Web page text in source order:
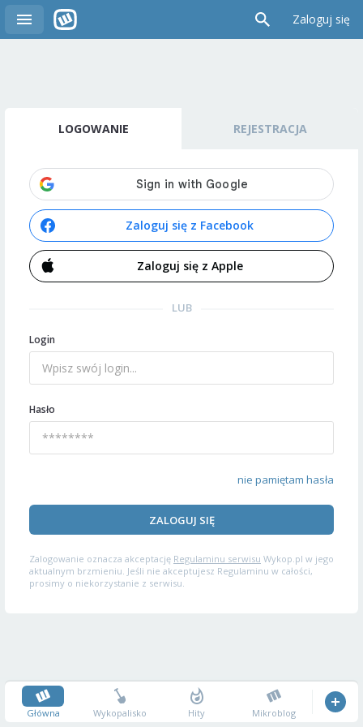
Zaloguj się
LOGOWANIE REJESTRACJA
Zaloguj się z Facebook
Zaloguj się z Apple
LUB
Login
Hasło
nie pamiętam hasła
ZALOGUJ SIĘ
Zalogowanie oznacza akceptację Regulaminu serwisu Wykop.pl w jego
aktualnym brzmieniu. Jeśli nie akceptujesz Regulaminu w całości,
prosimy o niekorzystanie z serwisu.
Główna Wykopalisko Hity Mikroblog